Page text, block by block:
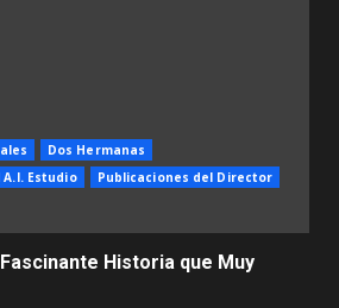
Dos Hermanas
Estudio
Publicaciones del Director
Historia que Muy